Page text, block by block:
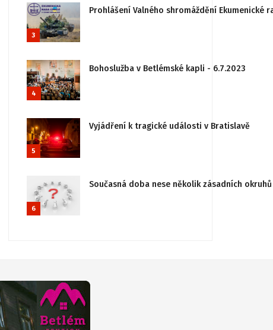
3
Prohlášení Valného shromáždění
4
Bohoslužba v Betlémské kapli - 6.7.2023
5
Vyjádření k tragické události v Bratislavě
6
Současná doba nese několik zásadních